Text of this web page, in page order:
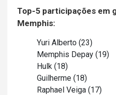
Top-5 participações em
Memphis:
Yuri Alberto (23)
Memphis Depay (19)
Hulk (18)
Guilherme (18)
Raphael Veiga (17)